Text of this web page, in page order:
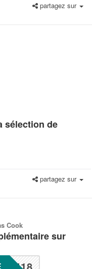
partagez sur
sélection de
partagez sur
Cook
sur